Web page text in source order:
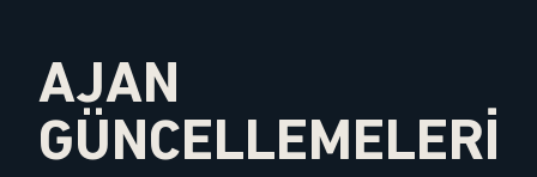
AJAN
GÜNCELLEMELERİ